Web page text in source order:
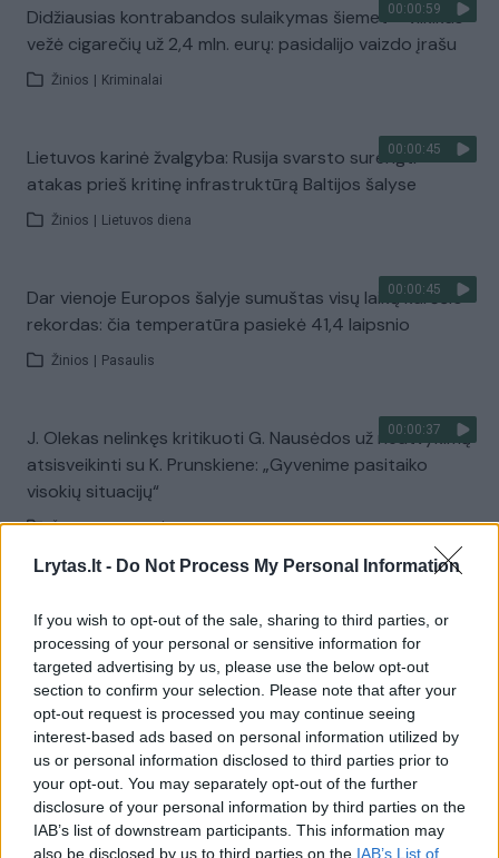
Lrytas.lt - Do Not Process My Personal Information
If you wish to opt-out of the sale, sharing to third parties, or
processing of your personal or sensitive information for
targeted advertising by us, please use the below opt-out
section to confirm your selection. Please note that after your
opt-out request is processed you may continue seeing
interest-based ads based on personal information utilized by
us or personal information disclosed to third parties prior to
your opt-out. You may separately opt-out of the further
disclosure of your personal information by third parties on the
IAB’s list of downstream participants. This information may
also be disclosed by us to third parties on the IAB’s List of
00:00:59
Didžiausias kontrabandos sulaikymas šiemet – vilkikas
vežė cigarečių už 2,4 mln. eurų: pasidalijo vaizdo įrašu
Žinios Kriminalai
00:00:45
Lietuvos karinė žvalgyba: Rusija svarsto surengti
atakas prieš kritinę infrastruktūrą Baltijos šalyse
Žinios Lietuvos diena
00:00:45
Dar vienoje Europos šalyje sumuštas visų laikų karščio
rekordas: čia temperatūra pasiekė 41,4 laipsnio
Žinios Pasaulis
00:00:37
J. Olekas nelinkęs kritikuoti G. Nausėdos už neatvykimą
atsisveikinti su K. Prunskiene: „Gyvenime pasitaiko
visokių situacijų“
Žinios | Lietuvos diena
Žiūrimiausi įrašai
00:00:49
Pateikė daugiau detalių apie iš tėvų paimtus šešis
vaikus: jiems kilusi grėsmė
Žinios | Lietuvos diena